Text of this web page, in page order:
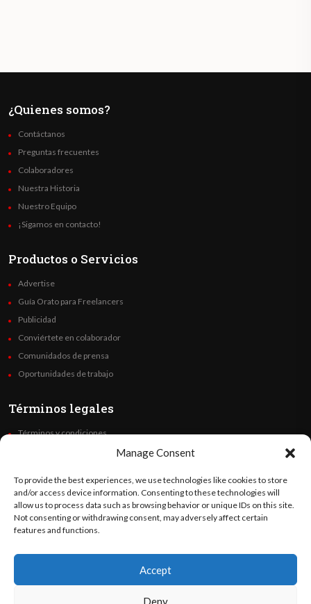
Manage Consent
To provide the best experiences, we use technologies like cookies to store
and/or access device information. Consenting to these technologies will
allow us to process data such as browsing behavior or unique IDs on this site.
Not consenting or withdrawing consent, may adversely affect certain
features and functions.
Accept
Deny
¿Quienes somos?
Contáctanos
Preguntas frecuentes
Colaboradores
Nuestra Historia
Nuestro Equipo
¡Sigamos en contacto!
Productos o Servicios
Advertise
Guía Orato para Freelancers
Publicidad
Conviértete en colaborador
Comunidados de prensa
Oportunidades de trabajo
Términos legales
Términos y condiciones
Code of Ethics
Síguenos
©OratoWorld Media 2026. Todos los derechos reservados..